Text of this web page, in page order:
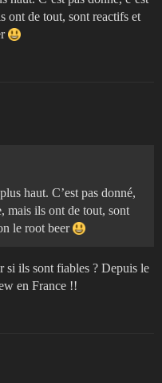
ont de tout, sont reactifs et
haut. C’est pas donné,
mais ils ont de tout, sont
le root beer
si ils sont fiables ? Depuis le
en France !!